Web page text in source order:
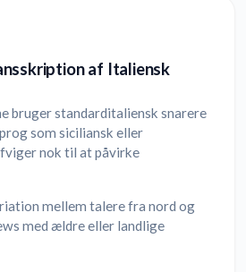
af Italiensk
bruger standarditaliensk snarere
som siciliansk eller
nok til at påvirke
mellem talere fra nord og
med ældre eller landlige